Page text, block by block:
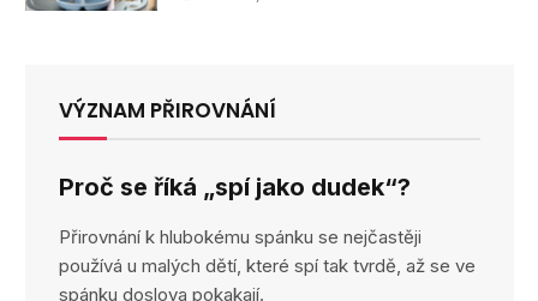
VÝZNAM PŘIROVNÁNÍ
Proč se říká „spí jako dudek“?
Přirovnání k hlubokému spánku se nejčastěji
používá u malých dětí, které spí tak tvrdě, až se ve
spánku doslova pokakají.